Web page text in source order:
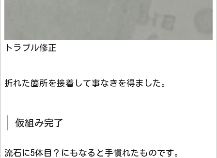
トラブル修正
折れた箇所を接着して事なきを得ました。
仮組み完了
流石に5体目？にもなると手慣れたものです。